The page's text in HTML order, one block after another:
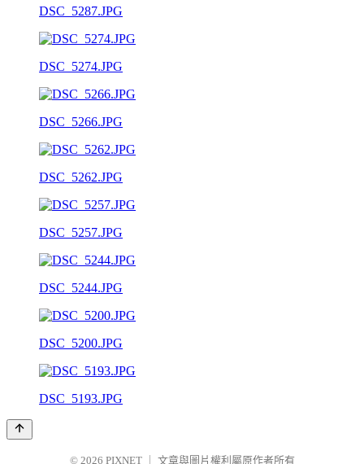
DSC_5287.JPG
DSC_5274.JPG
DSC_5266.JPG
DSC_5262.JPG
DSC_5257.JPG
DSC_5244.JPG
DSC_5200.JPG
DSC_5193.JPG
© 2026 PIXNET 文章與圖片權利屬原作者所有